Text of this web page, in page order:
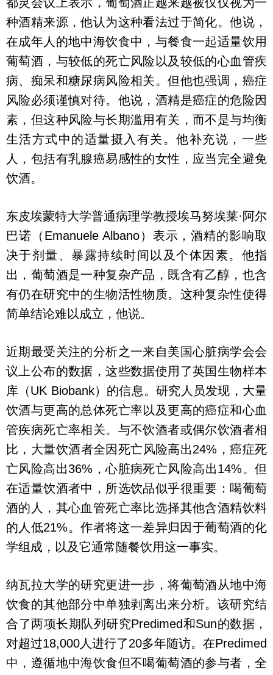
都灵会议上表示，葡萄酒正越来越被仅仅视为一
种酒精来源，他认为这种看法过于简化。他说，
在成年人的地中海饮食中，与餐食一起适量饮用
葡萄酒，与较低的死亡风险以及较低的心血管疾
病、痴呆和糖尿病风险相关。但他也强调，癌症
风险必须谨慎对待。他说，酒精是癌症的危险因
素，但这种风险与长期滥用有关，而不是与均衡
生活方式中的适量摄入有关。他补充说，一些
人，包括有乳腺癌易感性的女性，应当完全避免
饮酒。
东皮埃蒙特大学普通病理学教授埃马努埃莱·阿尔
巴诺（Emanuele Albano）表示，酒精的影响取
决于剂量、暴露持续时间以及个体因素。他指
出，葡萄酒是一种复杂产品，既含有乙醇，也含
有仍在研究中的生物活性物质。这种复杂性使得
简单结论难以成立，他说。
近期最受关注的分析之一来自美国心脏病学会会
议上公布的数据，这些数据使用了英国生物样本
库（UK Biobank）的信息。研究人员发现，大量
饮酒与更高的总体死亡率以及更高的癌症和心血
管疾病死亡率相关。与不饮酒者或偶尔饮酒者相
比，大量饮酒者全因死亡风险高出24%，癌症死
亡风险高出36%，心脏病死亡风险高出14%。但
在适量饮酒者中，所选饮品似乎很重要：喝葡萄
酒的人，其心血管死亡率比选择其他含酒精饮料
的人低21%。作者将这一差异归因于葡萄酒的化
学组成，以及它通常随餐饮用这一事实。
纳瓦拉大学的研究更进一步，将葡萄酒从地中海
饮食的其他部分中单独剥离出来分析。该研究结
合了两项长期队列研究Predimed和Sun的数据，
对超过18,000人进行了20多年随访。在Predimed
中，遵循地中海饮食但不喝葡萄酒的参与者，全